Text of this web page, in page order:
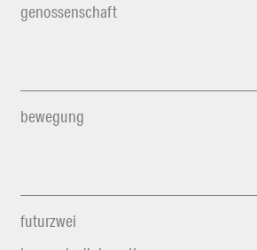
genossenschaft
bewegung
futurzwei